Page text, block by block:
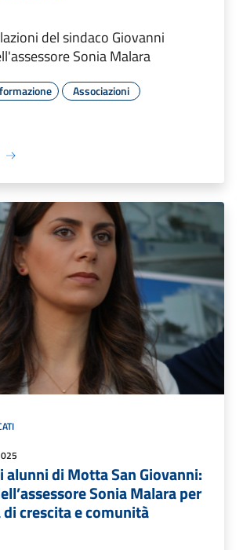
del sindaco Giovanni
Sonia Malara
Associazioni
alunni di Motta San Giovanni:
Sonia Malara per
crescita e comunità